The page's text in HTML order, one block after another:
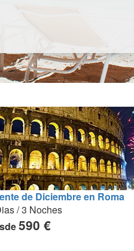
de Diciembre en Roma
/ 3 Noches
590 €